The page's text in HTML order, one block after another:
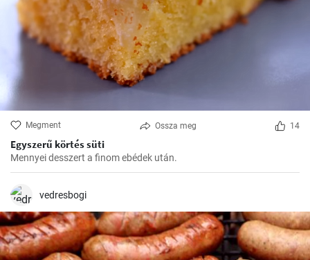
Megment Ossza meg 14
Egyszerű körtés süti
Mennyei desszert a finom ebédek után.
vedresbogi